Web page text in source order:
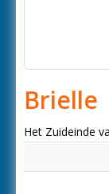
Brielle
Het Zuideinde